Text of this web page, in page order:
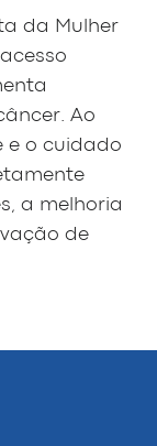
da Mulher
Ao
e o cuidado
a melhoria
de